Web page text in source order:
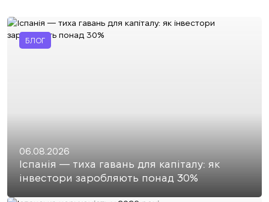
БЛОГ
06.08.2026
Іспанія — тиха гавань для капіталу: як
інвестори заробляють понад 30%